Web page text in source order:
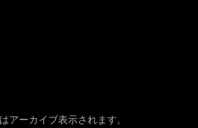
アーカイブ表示されます。